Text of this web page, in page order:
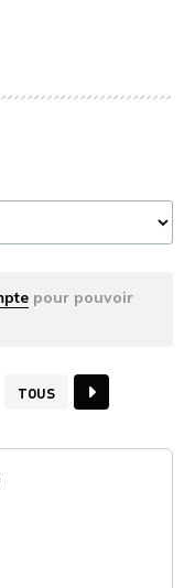
pour pouvoir
TOUS